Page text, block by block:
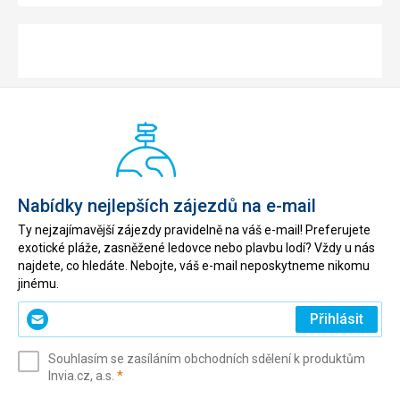
Nabídky nejlepších zájezdů na e-mail
Ty nejzajímavější zájezdy pravidelně na váš e-mail! Preferujete
exotické pláže, zasněžené ledovce nebo plavbu lodí? Vždy u nás
najdete, co hledáte. Nebojte, váš e-mail neposkytneme nikomu
jinému.
Zadejte
svůj
(povinné)
Přihlásit
Souhlasím se zasíláním obchodních sdělení k produktům
Invia.cz, a.s. *(povinné)